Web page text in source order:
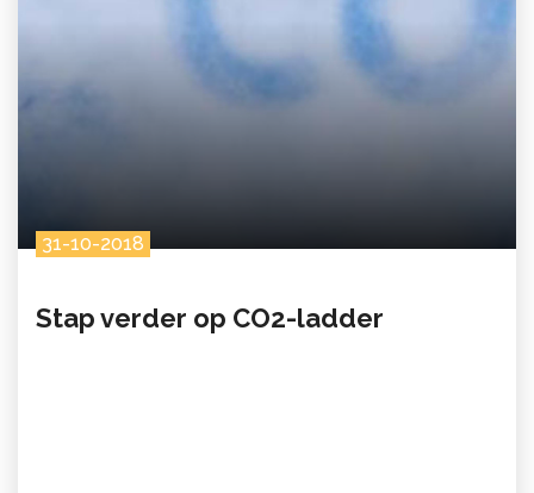
31-10-2018
Stap verder op CO2-ladder